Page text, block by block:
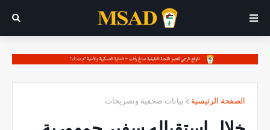
الصفحة الرئيسية بيانات صحفية وتصريحات